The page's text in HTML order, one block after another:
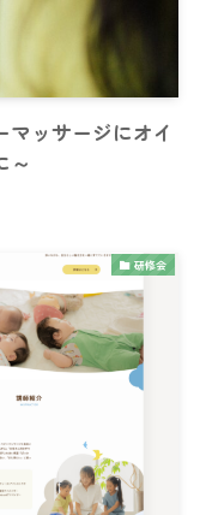
ッサージにオイ
～
研修会